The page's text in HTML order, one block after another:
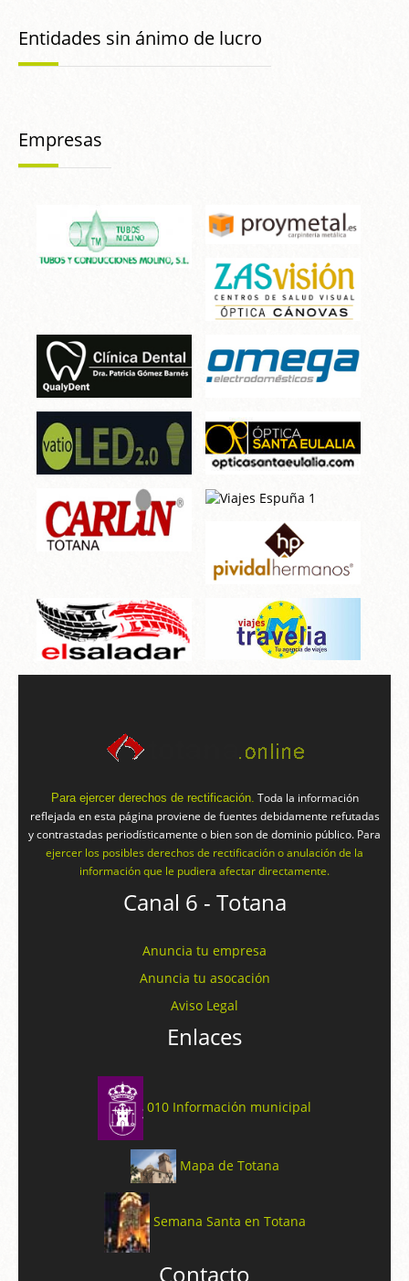
Entidades sin ánimo de lucro
Empresas
Para ejercer derechos de rectificación. Toda la información
reflejada en esta página proviene de fuentes debidamente refutadas
y contrastadas periodísticamente o bien son de dominio público. Para
ejercer los posibles derechos de rectificación o anulación de la
información que le pudiera afectar directamente.
Canal 6 - Totana
Anuncia tu empresa
Anuncia tu asocación
Aviso Legal
Enlaces
010 Información municipal
Mapa de Totana
Semana Santa en Totana
Contacto